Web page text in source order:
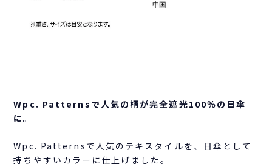
Wpc. Patternsで人気の柄が完全遮光100％の日傘
に。
Wpc. Patternsで人気のテキスタイルを、日傘として
持ちやすいカラーに仕上げました。